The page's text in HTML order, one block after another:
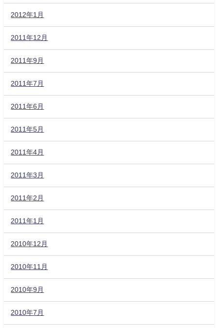
2012年1月
2011年12月
2011年9月
2011年7月
2011年6月
2011年5月
2011年4月
2011年3月
2011年2月
2011年1月
2010年12月
2010年11月
2010年9月
2010年7月